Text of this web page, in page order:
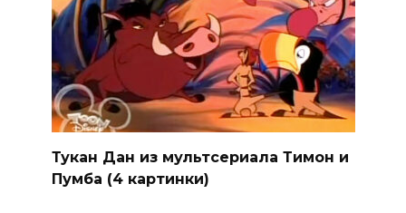
Тукан Дан из мультсериала Тимон и
Пумба (4 картинки)